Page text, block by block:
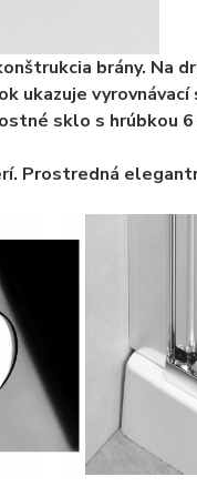
brány. Na
ukazuje
sklo s hrúbkou 6
Prostredná